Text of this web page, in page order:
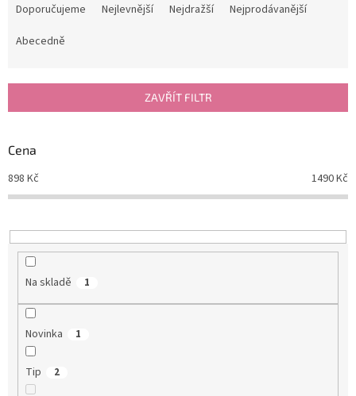
r
d
k
t
Doporučujeme Nejlevnější Nejdražší
Nejprodávanější
Abecedně
ZAVŘÍT FILTR
Cena
898 Kč 1490Kč
Na skladě 1
Novinka 1
Tip 2